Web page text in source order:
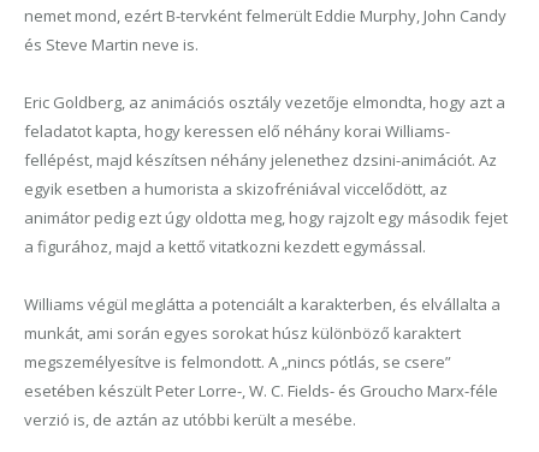
nemet mond, ezért B-tervként felmerült Eddie Murphy, John Candy
és Steve Martin neve is.
Eric Goldberg, az animációs osztály vezetője elmondta, hogy azt a
feladatot kapta, hogy keressen elő néhány korai Williams-
fellépést, majd készítsen néhány jelenethez dzsini-animációt. Az
egyik esetben a humorista a skizofréniával viccelődött, az
animátor pedig ezt úgy oldotta meg, hogy rajzolt egy második fejet
a figurához, majd a kettő vitatkozni kezdett egymással.
Williams végül meglátta a potenciált a karakterben, és elvállalta a
munkát, ami során egyes sorokat húsz különböző karaktert
megszemélyesítve is felmondott. A „nincs pótlás, se csere”
esetében készült Peter Lorre-, W. C. Fields- és Groucho Marx-féle
verzió is, de aztán az utóbbi került a mesébe.